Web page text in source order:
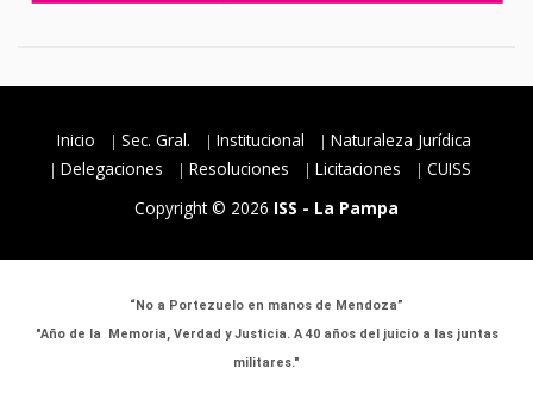
Inicio Sec. Gral. Institucional
Naturaleza Jurídica
Delegaciones
Resoluciones Licitaciones
CUISS
Copyright © 2026 ISS - La Pampa
“No a Portezuelo en manos de Mendoza”
"Año de la Memoria, Verdad y Justicia. A 40 años del juicio a las juntas
militares."